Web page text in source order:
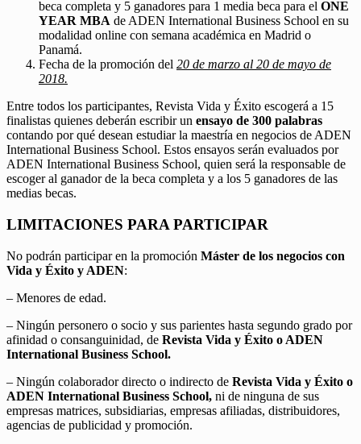
beca completa y 5 ganadores para 1 media beca para el ONE
YEAR MBA de ADEN International Business School en su
modalidad online con semana académica en Madrid o
Panamá.
Fecha de la promoción del 20 de marzo al 20 de mayo de
2018.
Entre todos los participantes, Revista Vida y Éxito escogerá a 15
finalistas quienes deberán escribir un ensayo de 300 palabras
contando por qué desean estudiar la maestría en negocios de ADEN
International Business School. Estos ensayos serán evaluados por
ADEN International Business School, quien será la responsable de
escoger al ganador de la beca completa y a los 5 ganadores de las
medias becas.
LIMITACIONES PARA PARTICIPAR
No podrán participar en la promoción Máster de los negocios con
Vida y Éxito y ADEN:
– Menores de edad.
– Ningún personero o socio y sus parientes hasta segundo grado por
afinidad o consanguinidad, de Revista Vida y Éxito o ADEN
International Business School.
– Ningún colaborador directo o indirecto de Revista Vida y Éxito o
ADEN International Business School, ni de ninguna de sus
empresas matrices, subsidiarias, empresas afiliadas, distribuidores,
agencias de publicidad y promoción.